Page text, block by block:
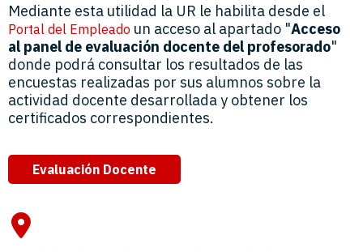
Mediante esta utilidad la UR le habilita desde el
Portal del Empleado un acceso al apartado "Acceso
al panel de evaluación docente del profesorado"
donde podrá consultar los resultados de las
encuestas realizadas por sus alumnos sobre la
actividad docente desarrollada y obtener los
certificados correspondientes.
Evaluación Docente